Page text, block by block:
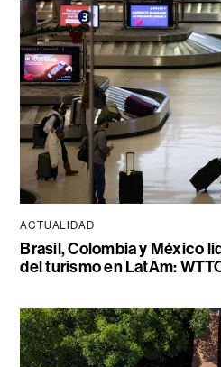
ACTUALIDAD
Brasil, Colombia y México
del turismo en LatAm: